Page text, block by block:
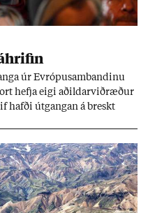
úr Evr­ópu­sam­band­inu
hefja eigi að­ild­ar­við­ræð­ur
hafði út­gang­an á breskt